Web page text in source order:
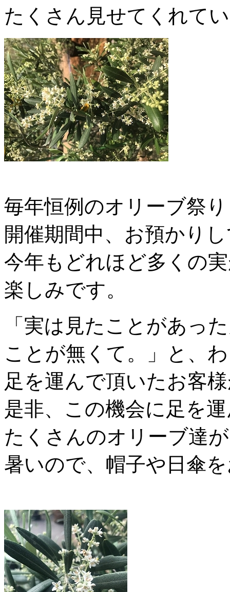
たくさん見せてくれて
毎年恒例のオリーブ祭
開催期間中、お預かり
今年もどれほど多くの
楽しみです。
「実は見たことがあっ
ことが無くて。」と、
足を運んで頂いたお客
是非、この機会に足を
たくさんのオリーブ達
暑いので、帽子や日傘